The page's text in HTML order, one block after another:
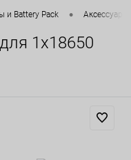
и Battery Pack • Аксессуары
1х18650